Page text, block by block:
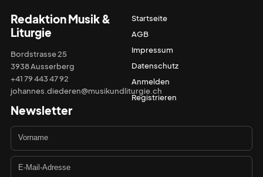
Redaktion Musik &
Liturgie
Bordstrasse 25
3938 Ausserberg
+41 79 443 47 92
johannes.diederen@musikundliturgie.ch
Startseite
AGB
Impressum
Datenschutz
Anmelden
Registrieren
Newsletter